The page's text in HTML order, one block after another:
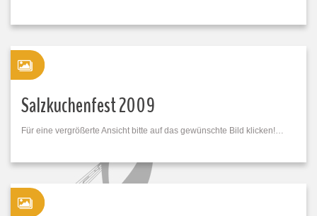
Salzkuchenfest 2009
Für eine vergrößerte Ansicht bitte auf das gewünschte Bild klicken!…